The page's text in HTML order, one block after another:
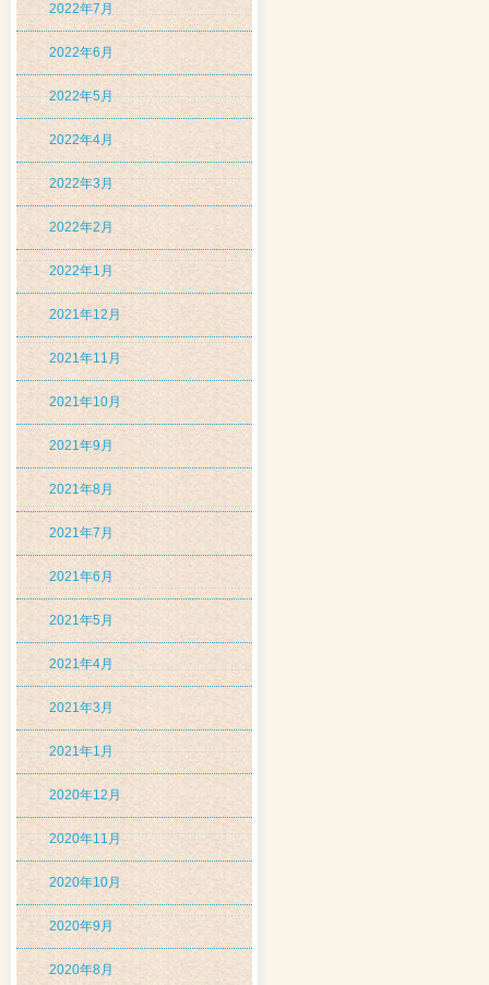
2022年7月
2022年6月
2022年5月
2022年4月
2022年3月
2022年2月
2022年1月
2021年12月
2021年11月
2021年10月
2021年9月
2021年8月
2021年7月
2021年6月
2021年5月
2021年4月
2021年3月
2021年1月
2020年12月
2020年11月
2020年10月
2020年9月
2020年8月